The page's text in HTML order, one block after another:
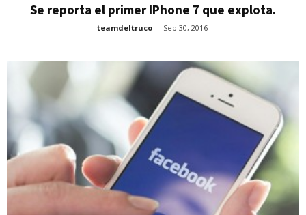
Se reporta el primer IPhone 7 que explota.
teamdeltruco - Sep 30, 2016